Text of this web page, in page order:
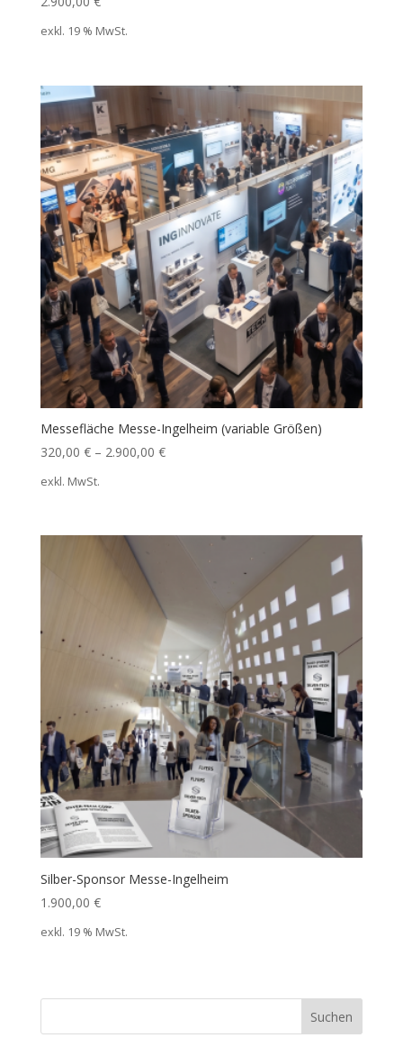
exkl. 19 % MwSt.
Messefläche Messe-Ingelheim (variable Größen)
320,00 €– 2.900,00 €
exkl. MwSt.
Silber-Sponsor Messe-Ingelheim
1.900,00 €
exkl. 19 % MwSt.
Suchen